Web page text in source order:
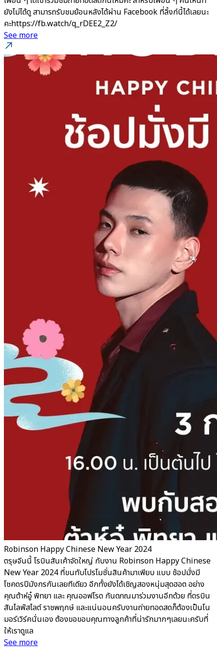
ยังไม่ได้ดู สามารถรับชมย้อนหลังได้ผ่าน Facebook ที่ลิ้งก์นี้ได้เลยนะ
คะhttps://fb.watch/q_rDEE2_Z2/
See more
Robinson Happy Chinese New Year 2024
ตรุษจีนนี้ โรบินสันเค้าจัดใหญ่ กับงาน Robinson Happy Chinese
New Year 2024 ที่ขนทับโปรโมชั่นสินค้ามาเพียบ แบบ ช้อปมั่งมี
โชคดรปีมังกรกันเลยทีเดียว อีกทั้งยังได้เชิญสองหนุ่มสุดฮอต อย่าง
คุณต้าห์อู๋ พิทยา และ คุณออฟโรด กันตภณมาร่วมงานอีกด้วย ที่ดรบิน
สันไลฟ์สไลต์ ราชพฤกษ์ และแน่นอนครับงานถ่ายทอดสดก็ต้องเป็นโน
มอร์เวิร์คนั่นเอง ต้องขอขอบคุณทางลูกค้าที่น่ารักมากๆเลยนะครับที่
ให้เราดูแล
See more